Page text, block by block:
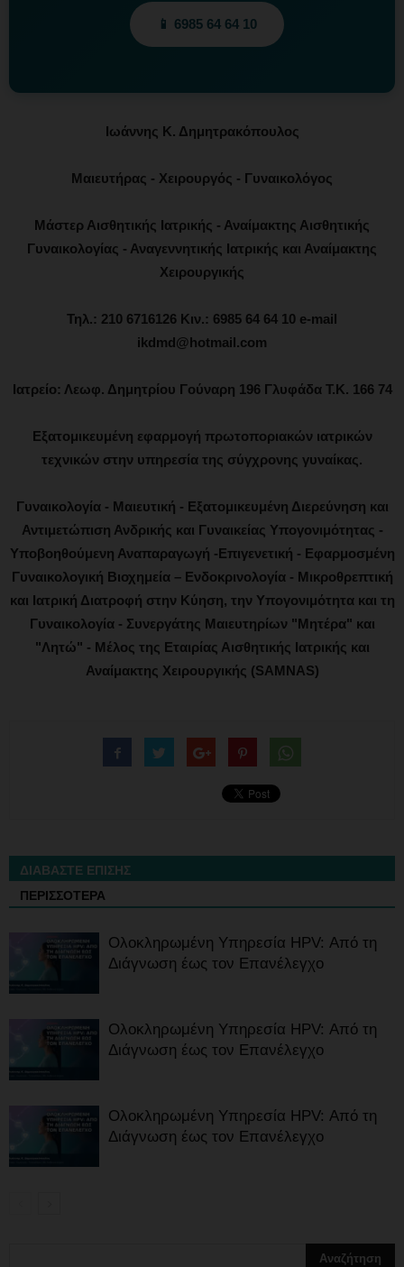
📱 6985 64 64 10
Ιωάννης Κ. Δημητρακόπουλος
Μαιευτήρας - Χειρουργός - Γυναικολόγος
Μάστερ Αισθητικής Ιατρικής - Αναίμακτης Αισθητικής
Γυναικολογίας - Αναγεννητικής Ιατρικής και Αναίμακτης
Χειρουργικής
Τηλ.: 210 6716126 Κιν.: 6985 64 64 10 e-mail
ikdmd@hotmail.com
Ιατρείο: Λεωφ. Δημητρίου Γούναρη 196 Γλυφάδα Τ.Κ. 166 74
Εξατομικευμένη εφαρμογή πρωτοποριακών ιατρικών
τεχνικών στην υπηρεσία της σύγχρονης γυναίκας.
Γυναικολογία - Μαιευτική - Εξατομικευμένη Διερεύνηση και
Αντιμετώπιση Ανδρικής και Γυναικείας Υπογονιμότητας -
Υποβοηθούμενη Αναπαραγωγή -Επιγενετική - Εφαρμοσμένη
Γυναικολογική Βιοχημεία – Ενδοκρινολογία - Μικροθρεπτική
και Ιατρική Διατροφή στην Κύηση, την Υπογονιμότητα και τη
Γυναικολογία - Συνεργάτης Μαιευτηρίων "Μητέρα" και
"Λητώ" - Μέλος της Εταιρίας Αισθητικής Ιατρικής και
Αναίμακτης Χειρουργικής (SAMNAS)
ΔΙΑΒΑΣΤΕ ΕΠΙΣΗΣ
ΠΕΡΙΣΣΟΤΕΡΑ
Ολοκληρωμένη Υπηρεσία HPV: Από τη
Διάγνωση έως τον Επανέλεγχο
Ολοκληρωμένη Υπηρεσία HPV: Από τη
Διάγνωση έως τον Επανέλεγχο
Ολοκληρωμένη Υπηρεσία HPV: Από τη
Διάγνωση έως τον Επανέλεγχο